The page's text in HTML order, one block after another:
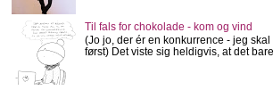
Til fals for chokolade - kom og vind
(Jo jo, der ér en konkurrence - jeg
først) Det viste sig heldigvis, at det bare